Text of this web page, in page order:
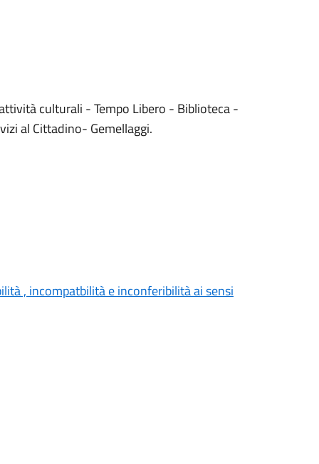
culturali - Tempo Libero - Biblioteca -
al Cittadino- Gemellaggi.
, incompatbilità e inconferibilità ai sensi